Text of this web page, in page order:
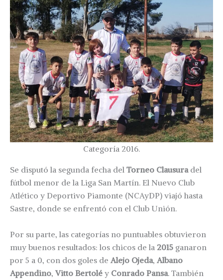
Categoría 2016.
Se disputó la segunda fecha del Torneo Clausuradel
fútbol menor de la Liga San Martín. El Nuevo Club
Atlético y Deportivo Piamonte (NCAyDP) viajó hasta
Sastre, donde se enfrentó con el Club Unión.
Por su parte, las categorías no puntuables obtuvieron
muy buenos resultados: los chicos de la 2015 ganaron
por 5 a 0, con dos goles de Alejo Ojeda, Albano
Appendino, Vitto Bertolé y Conrado Pansa. También